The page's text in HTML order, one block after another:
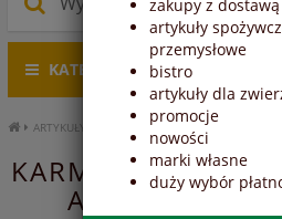
KATEGORIE PRODUKTÓW
ARTYKUŁY DLA ZWIERZĄT KARMA DLA
KARMA DLA
ARTYKUŁY
zakupy z
artykuły
przemysłowe
bistro
artykuły dla
promocje
nowości
marki własne
duży wybór